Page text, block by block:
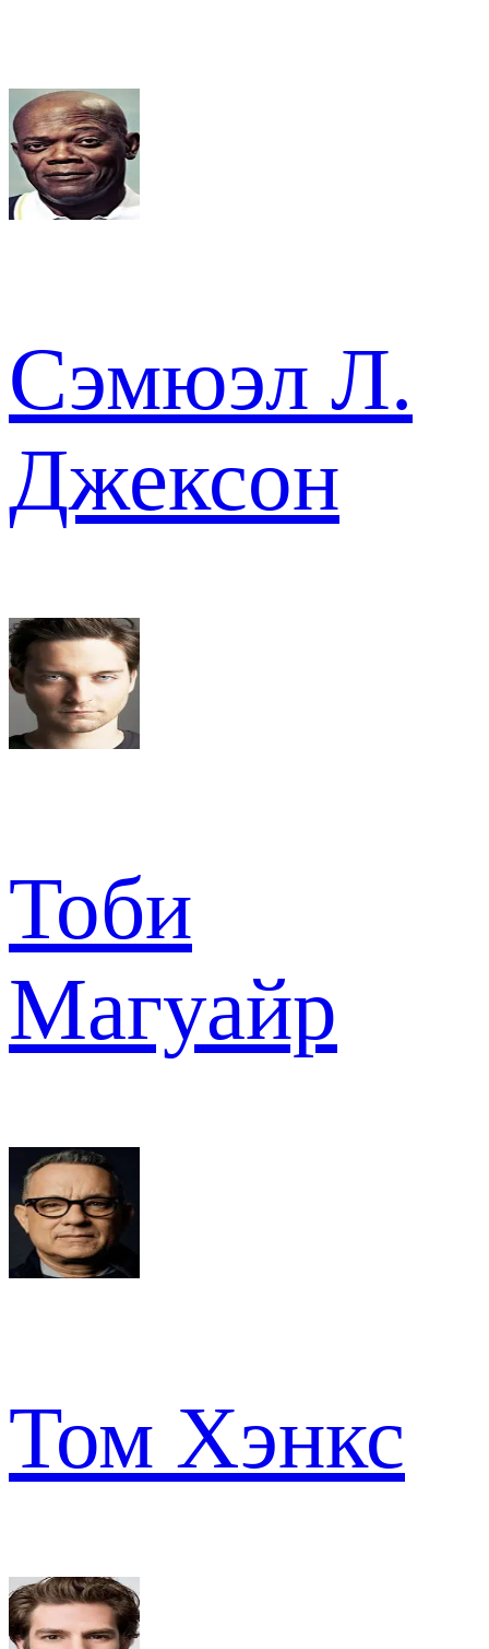
Сэмюэл Л.
Джексон
Тоби
Магуайр
Том Хэнкс